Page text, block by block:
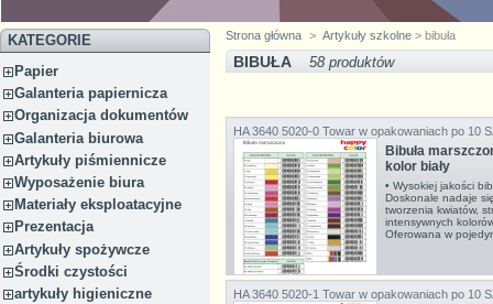
KATEGORIE
Papier
Galanteria papiernicza
Organizacja dokumentów
Galanteria biurowa
Artykuły piśmiennicze
Wyposażenie biura
Materiały eksploatacyjne
Prezentacja
Artykuły spożywcze
Środki czystości
artykuły higieniczne
Strona główna > Artykuły szkolne > bibuła
BIBUŁA 58 produktów
HA 3640 5020-0 Towar w opakowaniach po 10
Bibuła
kolor biały
• Wysokiej jakości
Doskonale nadaje
tworzenia kwiatów,
intensywnych
Oferowana w
HA 3640 5020-1 Towar w opakowaniach po 10